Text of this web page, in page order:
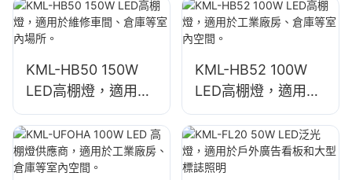
室內空間照明。 業和礦業照明燈具。
KML-HB50 150W
LED高棚燈，適用於
維修車間、倉庫等室
內場所。
KML-HB52 100W
LED高棚燈，適用於
工業廠房、倉庫等室
內空間。